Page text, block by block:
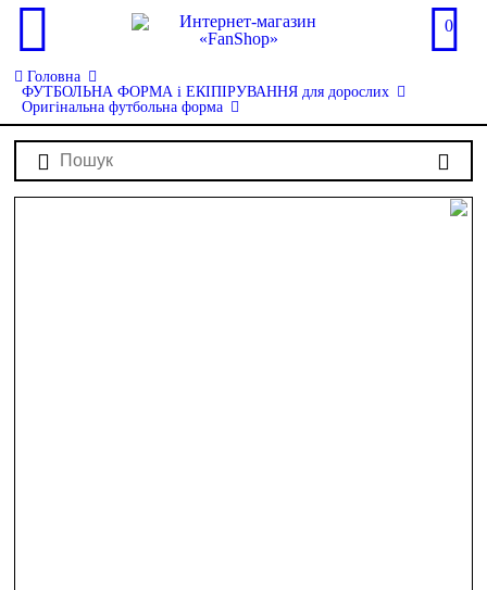
0
Головна
ФУТБОЛЬНА ФОРМА і ЕКІПІРУВАННЯ для дорослих
Оригінальна футбольна форма